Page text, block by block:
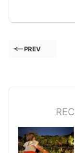
PREV